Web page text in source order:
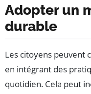
Adopter un
durable
Les citoyens peuvent
en intégrant des
quotidien. Cela peut